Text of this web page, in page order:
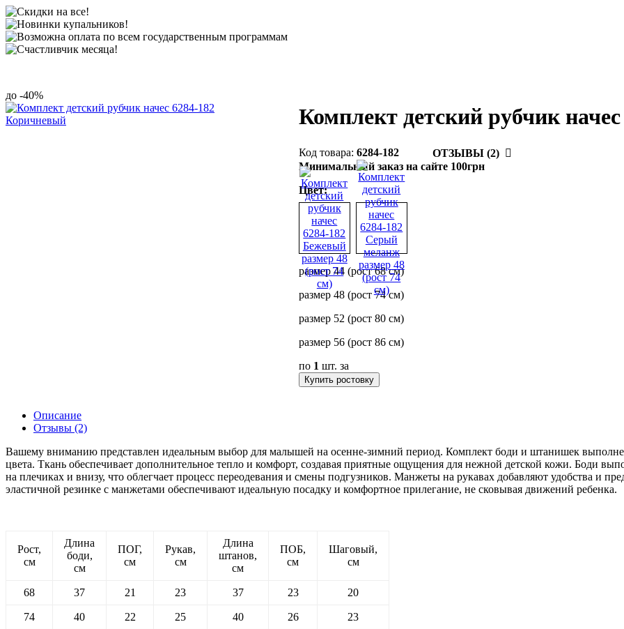
-40%
Комплект детский рубчик
6284-182
ОТЗЫВЫ (2)
Минимальный заказ на сайте 100грн
Цвет:
размер 44 (рост 68 см)
размер 48 (рост 74 см)
размер 52 (рост 80 см)
размер 56 (рост 86 см)
по 1 шт. за
Купить ростовку
Описание
Отзывы (2)
Вашему вниманию представлен идеальным выбор для малышей на осенне-зимний период. Комплект боди и штанишек
цвета. Ткань обеспечивает дополнительное тепло и комфорт, создавая приятные ощущения для нежной детской кожи. Боди
на плечиках и внизу, что облегчает процесс переодевания и смены подгузников. Манжеты на рукавах добавляют удобства и
эластичной резинке с манжетами обеспечивают идеальную посадку и комфортное прилегание, не сковывая движений ребенка.
Рост,
см
Длина
боди,
см
ПОГ,
см
Рукав,
см
Длина
штанов,
см
ПОБ,
см
Шаговый,
см
68 37 21 23 37 23 20
74 40 22 25 40 26 23